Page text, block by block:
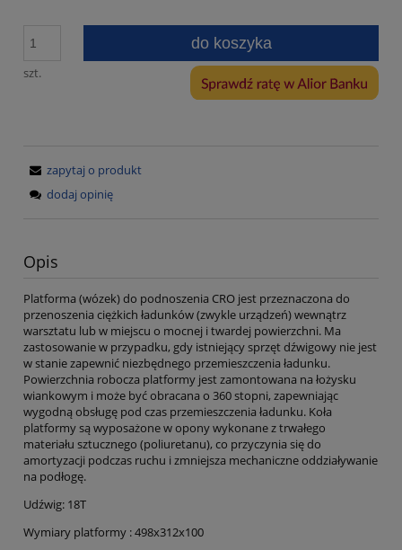
szt.
do koszyka
zapytaj o produkt
dodaj opinię
Opis
Platforma (wózek) do podnoszenia CRO jest przeznaczona do
przenoszenia ciężkich ładunków (zwykle urządzeń) wewnątrz
warsztatu lub w miejscu o mocnej i twardej powierzchni. Ma
zastosowanie w przypadku, gdy istniejący sprzęt dźwigowy nie jest
w stanie zapewnić niezbędnego przemieszczenia ładunku.
Powierzchnia robocza platformy jest zamontowana na łożysku
wiankowym i może być obracana o 360 stopni, zapewniając
wygodną obsługę pod czas przemieszczenia ładunku. Koła
platformy są wyposażone w opony wykonane z trwałego
materiału sztucznego (poliuretanu), co przyczynia się do
amortyzacji podczas ruchu i zmniejsza mechaniczne oddziaływanie
na podłogę.
Udźwig: 18T
Wymiary platformy : 498x312x100